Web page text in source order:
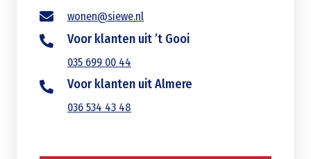
wonen@siewe.nl
Voor klanten uit ’t Gooi
035 699 00 44
Voor klanten uit Almere
036 534 43 48